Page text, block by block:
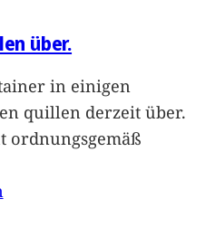
über.
in einigen
quillen derzeit über.
ordnungsgemäß